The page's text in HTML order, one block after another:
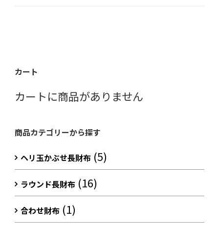
カート
カートに商品がありません
商品カテゴリーから探す
ヘリ玉かぶせ長財布 (5)
ラウンド長財布 (16)
合わせ財布 (1)